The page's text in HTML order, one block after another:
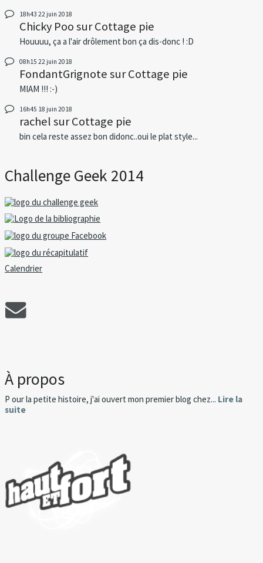
18h43 22 juin 2018
Chicky PoosurCottage pie
Houuuu, ça a l'air drôlement bon ça dis-donc ! :D
08h15 22 juin 2018
FondantGrignotesurCottage pie
MIAM !!! :-)
16h45 18 juin 2018
rachelsurCottage pie
bin cela reste assez bon didonc..oui le plat style...
Challenge Geek 2014
Calendrier
À propos
P our la petite histoire, j'ai ouvert mon premier blog chez... Lire la
suite